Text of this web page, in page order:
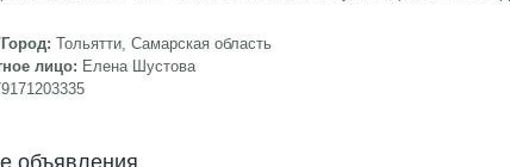
Город:Тольятти, Самарская область
лицо: Елена Шустова